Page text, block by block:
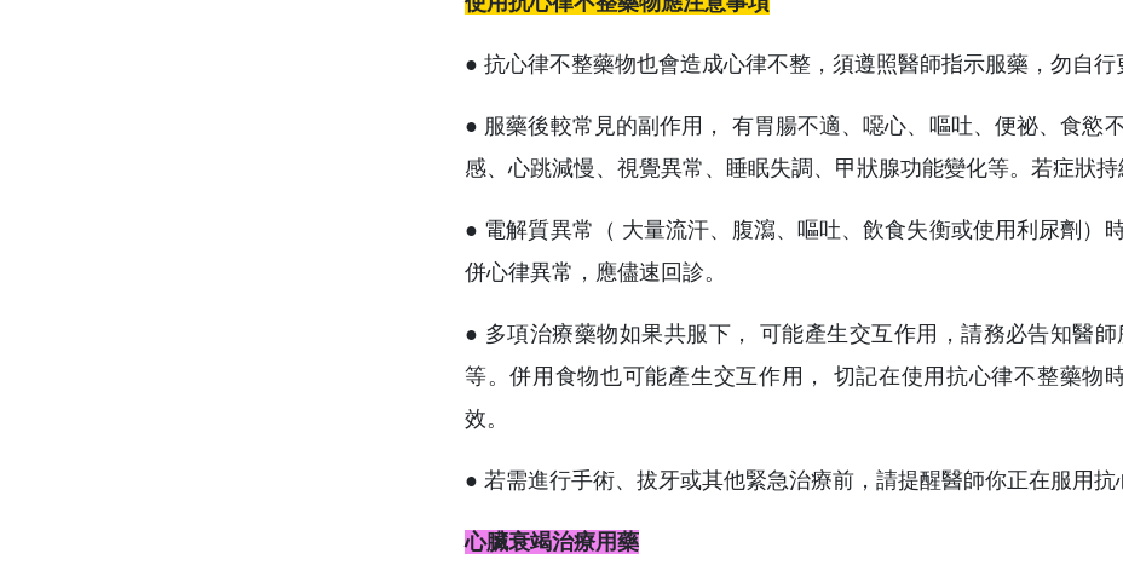
● 抗心律不整藥物也會造成心律不整，須遵照醫師指示服藥，勿自行
● 服藥後較常見的副作用， 有胃腸不適、噁心、嘔吐、便祕、食慾
感、心跳減慢、視覺異常、睡眠失調、甲狀腺功能變化等。若症狀持
● 電解質異常（ 大量流汗、腹瀉、嘔吐、飲食失衡或使用利尿劑）
併心律異常，應儘速回診。
● 多項治療藥物如果共服下， 可能產生交互作用，請務必告知醫
等。併用食物也可能產生交互作用， 切記在使用抗心律不整藥物
效。
● 若需進行手術、拔牙或其他緊急治療前，請提醒醫師你正在服用抗
心臟衰竭治療用藥